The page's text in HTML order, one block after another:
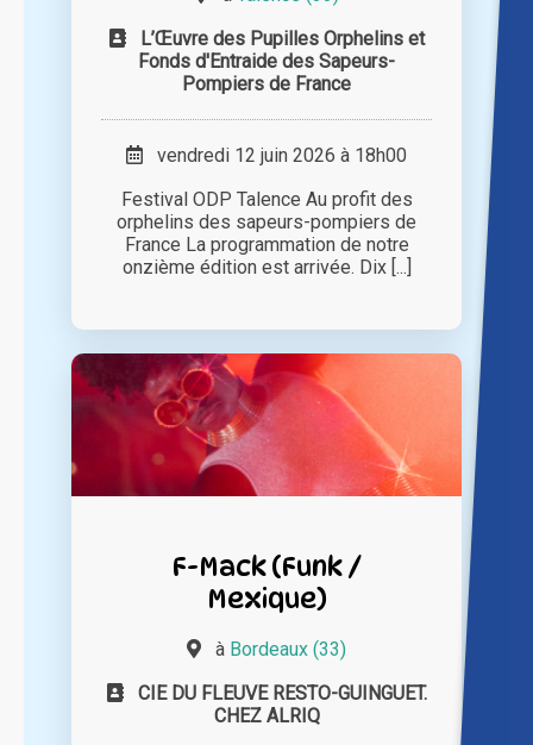
L’Œuvre des Pupilles Orphelins et
Fonds d'Entraide des Sapeurs-
Pompiers de France
vendredi 12 juin 2026 à 18h00
Festival ODP Talence Au profit des
orphelins des sapeurs-pompiers de
France La programmation de notre
onzième édition est arrivée. Dix [...]
F-Mack (Funk /
Mexique)
à Bordeaux (33)
CIE DU FLEUVE RESTO-GUINGUET.
CHEZ ALRIQ